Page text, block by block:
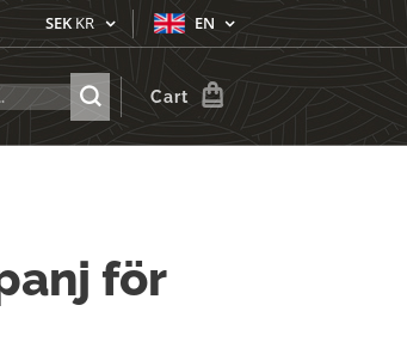
SEKKR EN
Cart
för